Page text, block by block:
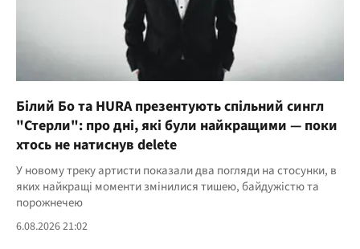
Білий Бо та HURA презентують спільний сингл
"Стерли": про дні, які були найкращими — поки
хтось не натиснув delete
У новому треку артисти показали два погляди на стосунки, в
яких найкращі моменти змінилися тишею, байдужістю та
порожнечею
6.08.2026 21:02